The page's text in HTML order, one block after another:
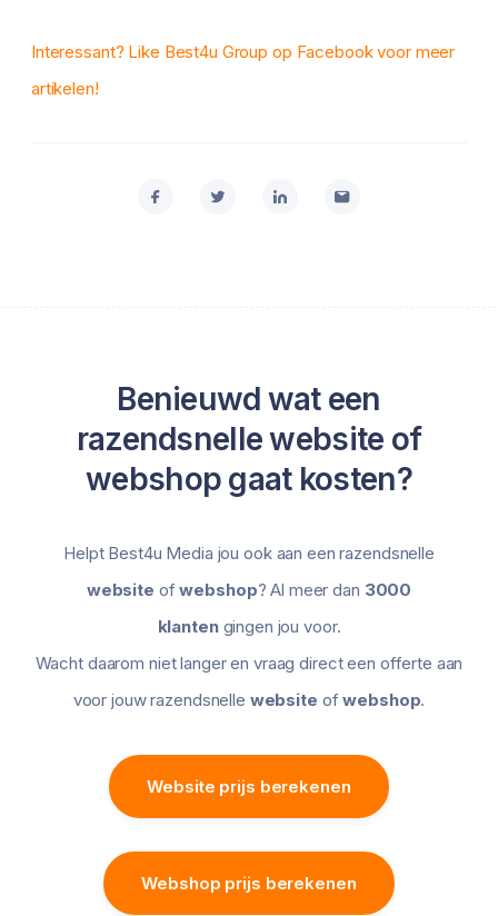
Interessant? Like Best4u Group op Facebook voor meer
artikelen!
Benieuwd wat een
razendsnelle website of
webshop gaat kosten?
Helpt Best4u Media jou ook aan een razendsnelle
website ofwebshop? Al meer dan 3000
klantengingen jou voor.
Wacht daarom niet langer en vraag direct een offerte aan
voor jouw razendsnelle website ofwebshop.
Website prijs berekenen
Webshop prijs berekenen